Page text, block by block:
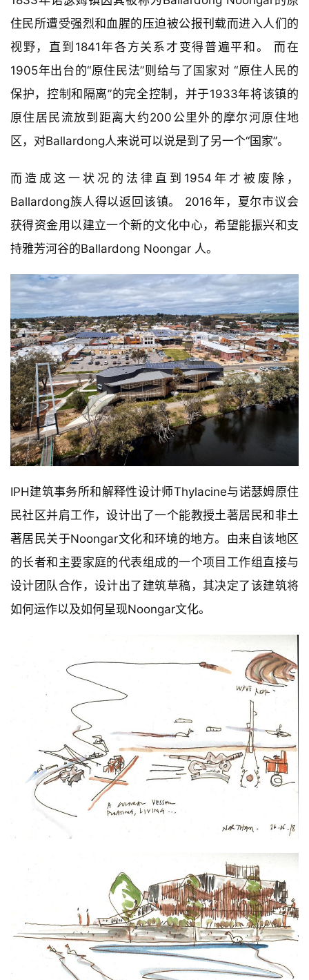
住民所遭受强烈和血腥的压迫被公报刊载而进入人们的
视野，直到1841年各方关系才变得普遍平和。 而在
1905年出台的“原住民法”则给与了国家对 “原住人民的
保护，控制和隔离”的完全控制，并于1933年将该镇的
原住居民流放到距离大约200公里外的摩尔河原住地
区，对Ballardong人来说可以说是到了另一个“国家”。
而造成这一状况的法律直到1954年才被废除，
Ballardong族人得以返回该镇。 2016年，夏尔市议会
获得资金用以建立一个新的文化中心，希望能振兴和支
持雅芳河谷的Ballardong Noongar 人。
IPH建筑事务所和解释性设计师Thylacine与诺瑟姆原住
民社区并肩工作，设计出了一个能教授土著居民和非土
著居民关于Noongar文化和环境的地方。由来自该地区
的长者和主要家庭的代表组成的一个项目工作组直接与
设计团队合作，设计出了建筑草稿，其决定了该建筑将
如何运作以及如何呈现Noongar文化。